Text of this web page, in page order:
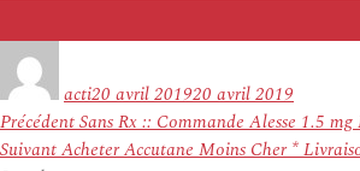
actile
20 avril 201920 avril 2019
Navigation
de
PrécédentArticle
précédent :
Sans Rx :: Commande Alesse 1.5 mg
SuivantArticle
Acheter Accutane Moins Cher *